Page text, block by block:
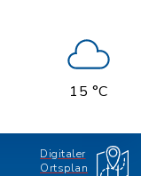
15 °C
Digitaler
Ortsplan